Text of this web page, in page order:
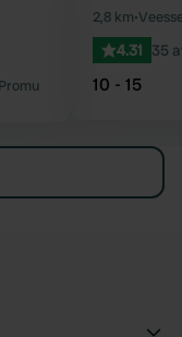
Préféré
Promu
2,8 km•
4.31 35
10 - 15